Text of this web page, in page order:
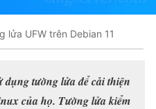
lửa UFW trên Debian 11
tường lửa để cải thiện
của họ. Tường lửa kiểm